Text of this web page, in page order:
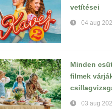
vetítései
04 aug
Minden
filmek
03 aug